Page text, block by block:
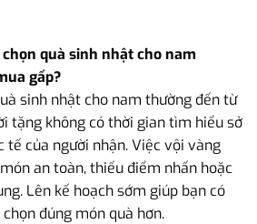
quà sinh nhật cho nam
gấp?
sinh nhật cho nam thường đến từ
tặng không có thời gian tìm hiểu sở
tế của người nhận. Việc vội vàng
an toàn, thiếu điểm nhấn hoặc
Lên kế hoạch sớm giúp bạn có
đúng món quà hơn.